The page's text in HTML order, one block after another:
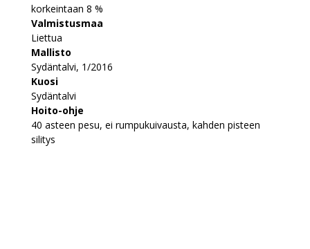
korkeintaan 8 %
Valmistusmaa
Liettua
Mallisto
Sydäntalvi, 1/2016
Kuosi
Sydäntalvi
Hoito-ohje
40 asteen pesu, ei rumpukuivausta, kahden pisteen
silitys